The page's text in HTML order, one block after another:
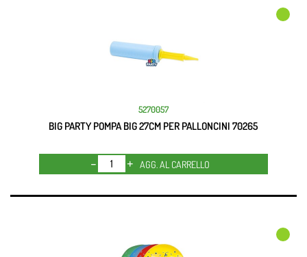
5270057
BIG PARTY POMPA BIG 27CM PER PALLONCINI 70265
Quantità
AGG. AL CARRELLO